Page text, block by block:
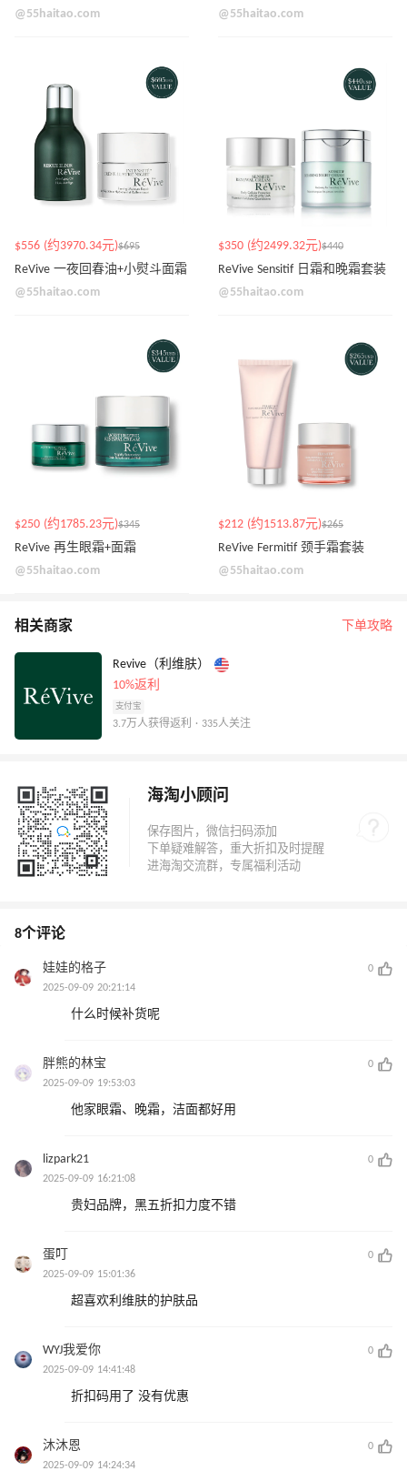
@55haitao.com
@55haitao.com
$556 (约3970.34元)$695
ReVive 一夜回春油+小熨斗面霜
@55haitao.com
$350 (约2499.32元)$440
ReVive Sensitif 日霜和晚霜套装
@55haitao.com
$250 (约1785.23元)$345
ReVive 再生眼霜+面霜
@55haitao.com
$212 (约1513.87元)$265
ReVive Fermitif 颈手霜套装
@55haitao.com
相关商家 下单攻略
Revive（利维肤）
10%返利
支付宝
3.7万人获得返利 · 335人关注
海淘小顾问
8个评论
娃娃的格子
0
2025-09-09 20:21:14
什么时候补货呢
胖熊的林宝
0
2025-09-09 19:53:03
他家眼霜、晚霜，洁面都好用
lizpark21
0
2025-09-09 16:21:08
贵妇品牌，黑五折扣力度不错
蛋叮
0
2025-09-09 15:01:36
超喜欢利维肤的护肤品
WYJ我爱你
0
2025-09-09 14:41:48
折扣码用了 没有优惠
沐沐恩
0
2025-09-09 14:24:34